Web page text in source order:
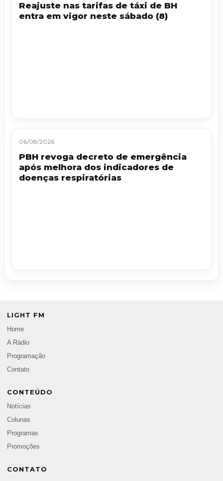
Reajuste nas tarifas de táxi de BH
entra em vigor neste sábado (8)
06/08/2026
PBH revoga decreto de emergência
após melhora dos indicadores de
doenças respiratórias
LIGHT FM
Home
A Rádio
Programação
Contato
CONTEÚDO
Notícias
Colunas
Programas
Promoções
CONTATO